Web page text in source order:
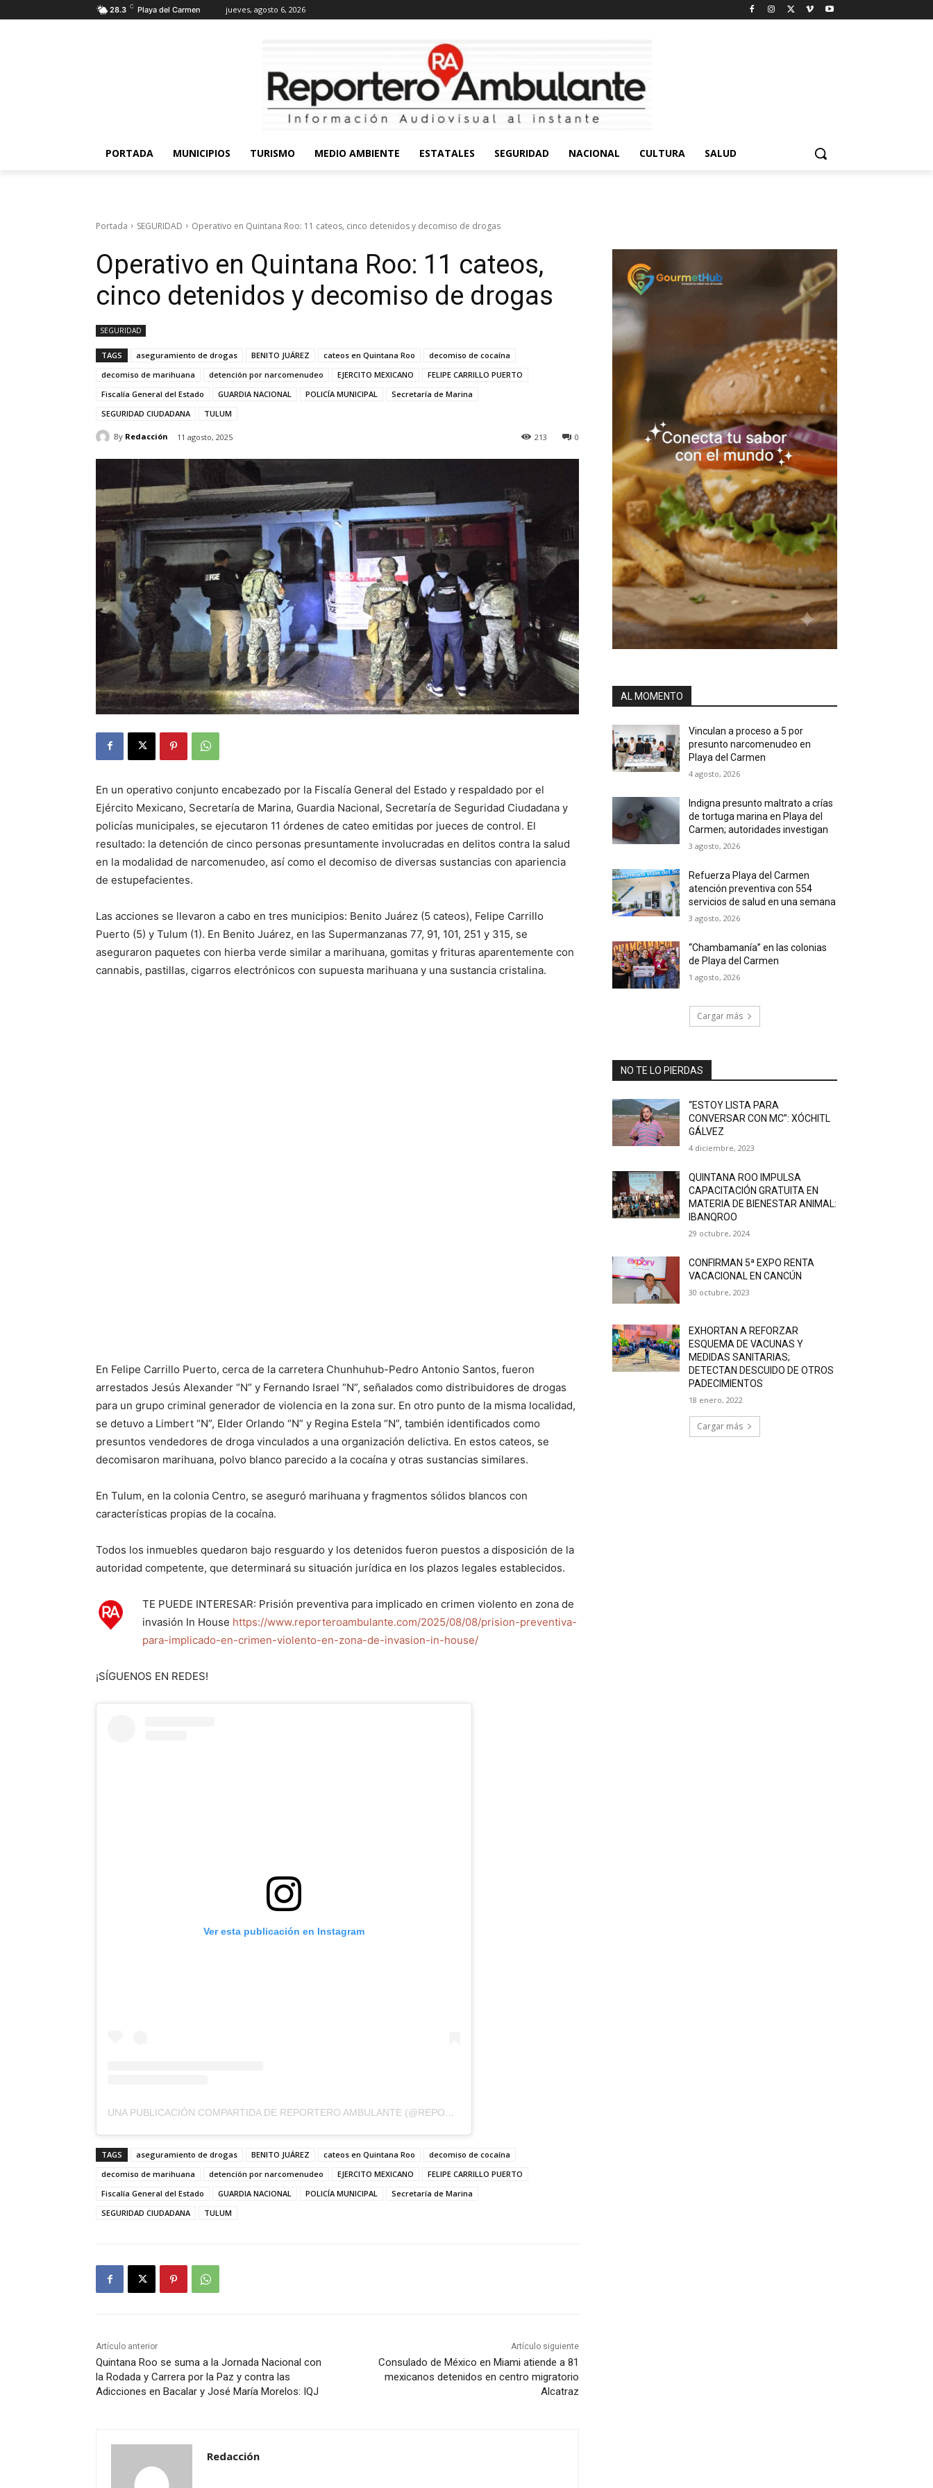
28.3 C Playa del Carmen jueves, agosto 6, 2026
PORTADA MUNICIPIOS TURISMO MEDIO AMBIENTE ESTATALES SEGURIDAD NACIONAL CULTURA SALUD
Portada SEGURIDAD Operativo en Quintana Roo: 11 cateos, cinco detenidos y decomiso de drogas
Operativo en Quintana Roo: 11 cateos,
cinco detenidos y decomiso de drogas
SEGURIDAD
TAGS aseguramiento de drogas BENITO JUÁREZ cateos en Quintana Roo
decomiso de cocaína
decomiso de marihuana
detención por narcomenudeo EJERCITO MEXICANO
FELIPE CARRILLO PUERTO
Fiscalía General del Estado
GUARDIA NACIONAL POLICÍA MUNICIPAL
Secretaría de Marina
SEGURIDAD CIUDADANA
TULUM
By Redacción 11 agosto, 2025 0
213
En un operativo conjunto encabezado por la Fiscalía General del Estado y respaldado por el
Ejército Mexicano, Secretaría de Marina, Guardia Nacional, Secretaría de Seguridad Ciudadana y
policías municipales, se ejecutaron 11 órdenes de cateo emitidas por jueces de control. El
resultado: la detención de cinco personas presuntamente involucradas en delitos contra la salud
en la modalidad de narcomenudeo, así como el decomiso de diversas sustancias con apariencia
de estupefacientes.
Las acciones se llevaron a cabo en tres municipios: Benito Juárez (5 cateos), Felipe Carrillo
Puerto (5) y Tulum (1). En Benito Juárez, en las Supermanzanas 77, 91, 101, 251 y 315, se
aseguraron paquetes con hierba verde similar a marihuana, gomitas y frituras aparentemente con
cannabis, pastillas, cigarros electrónicos con supuesta marihuana y una sustancia cristalina.
En Felipe Carrillo Puerto, cerca de la carretera Chunhuhub-Pedro Antonio Santos, fueron
arrestados Jesús Alexander “N” y Fernando Israel “N”, señalados como distribuidores de drogas
para un grupo criminal generador de violencia en la zona sur. En otro punto de la misma localidad,
se detuvo a Limbert “N”, Elder Orlando “N” y Regina Estela “N”, también identificados como
presuntos vendedores de droga vinculados a una organización delictiva. En estos cateos, se
decomisaron marihuana, polvo blanco parecido a la cocaína y otras sustancias similares.
En Tulum, en la colonia Centro, se aseguró marihuana y fragmentos sólidos blancos con
características propias de la cocaína.
Todos los inmuebles quedaron bajo resguardo y los detenidos fueron puestos a disposición de la
autoridad competente, que determinará su situación jurídica en los plazos legales establecidos.
TE PUEDE INTERESAR: Prisión preventiva para implicado en crimen violento en zona de
invasión In House https://www.reporteroambulante.com/2025/08/08/prision-preventiva-
para-implicado-en-crimen-violento-en-zona-de-invasion-in-house/
¡SÍGUENOS EN REDES!
Ver esta publicación en Instagram
UNA PUBLICACIÓN COMPARTIDA DE REPORTERO AMBULANTE (@REPORTEROAMBULANTE)
TAGS aseguramiento de drogas BENITO JUÁREZ cateos en Quintana Roo
decomiso de cocaína
decomiso de marihuana
detención por narcomenudeo EJERCITO MEXICANO
FELIPE CARRILLO PUERTO
Fiscalía General del Estado
GUARDIA NACIONAL POLICÍA MUNICIPAL
Secretaría de Marina
SEGURIDAD CIUDADANA
TULUM
Artículo anterior
Quintana Roo se suma a la Jornada Nacional con
la Rodada y Carrera por la Paz y contra las
Adicciones en Bacalar y José María Morelos: IQJ
Artículo siguiente
Consulado de México en Miami atiende a 81
mexicanos detenidos en centro migratorio
Alcatraz
Redacción
AL MOMENTO
Vinculan a proceso a 5 por
presunto narcomenudeo en
Playa del Carmen
4 agosto, 2026
Indigna presunto maltrato a crías
de tortuga marina en Playa del
Carmen; autoridades investigan
3 agosto, 2026
Refuerza Playa del Carmen
atención preventiva con 554
servicios de salud en una semana
3 agosto, 2026
“Chambamanía” en las colonias
de Playa del Carmen
1 agosto, 2026
Cargar más
NO TE LO PIERDAS
“ESTOY LISTA PARA
CONVERSAR CON MC”: XÓCHITL
GÁLVEZ
4 diciembre, 2023
QUINTANA ROO IMPULSA
CAPACITACIÓN GRATUITA EN
MATERIA DE BIENESTAR ANIMAL:
IBANQROO
29 octubre, 2024
CONFIRMAN 5ª EXPO RENTA
VACACIONAL EN CANCÚN
30 octubre, 2023
EXHORTAN A REFORZAR
ESQUEMA DE VACUNAS Y
MEDIDAS SANITARIAS;
DETECTAN DESCUIDO DE OTROS
PADECIMIENTOS
18 enero, 2022
Cargar más